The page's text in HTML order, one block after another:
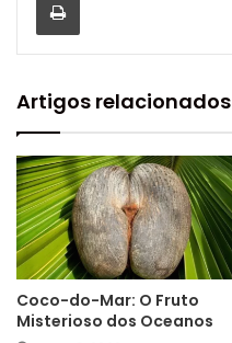
Artigos relacionados
Coco-do-Mar: O Fruto
Misterioso dos Oceanos